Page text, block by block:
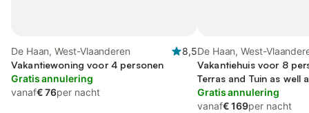
De Haan, West-Vlaanderen
8,5
Vakantiewoning voor 4 personen
Gratis annulering
vanaf€ 76per nacht
De Haan, West-
Vakantiehuis voor 8
Terras and Tuin as well
Gratis annulering
vanaf€ 169per nacht